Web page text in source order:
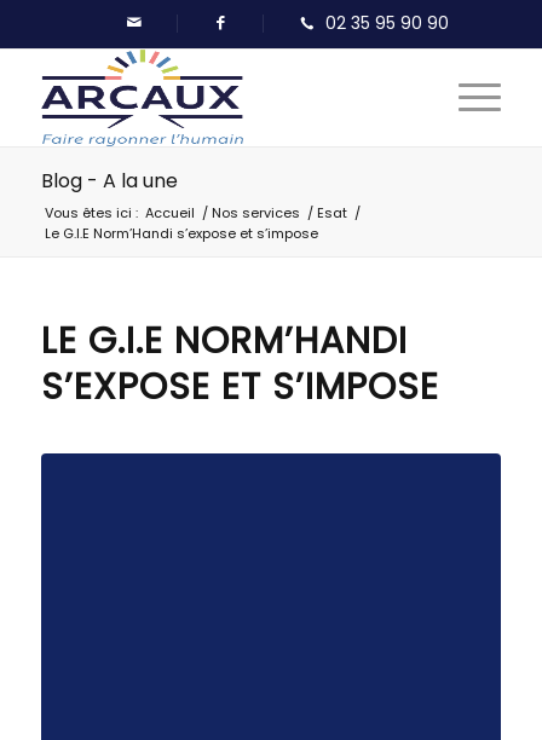
Blog - A la une
Vous êtes ici : Accueil / Nos services / Esat /
Le G.I.E Norm’Handi s’expose et s’impose
LE G.I.E NORM’HANDI
S’EXPOSE ET S’IMPOSE